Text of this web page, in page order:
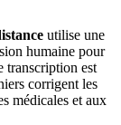
utilise une
humaine pour
transcription est
corrigent les
médicales et aux